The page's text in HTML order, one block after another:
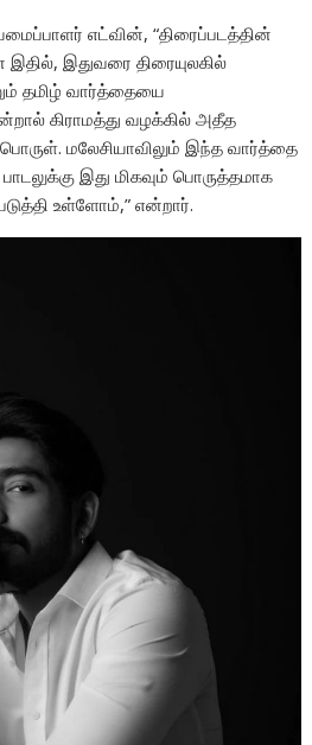
எட்வின், “திரைப்படத்தின்
இதுவரை திரையுலகில்
தமிழ் வார்த்தையை
கிராமத்து வழக்கில் அதீத
பொருள். மலேசியாவிலும் இந்த வார்த்தை
இது மிகவும் பொருத்தமாக
உள்ளோம்,” என்றார்.